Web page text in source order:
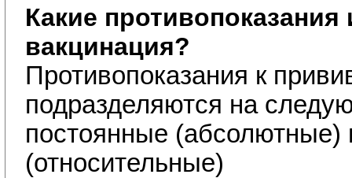
Какие противопоказания
вакцинация?
Противопоказания к
подразделяются на
постоянные
(относительные)